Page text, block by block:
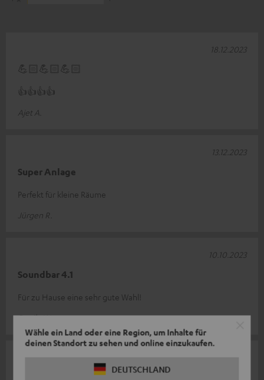
Wähle ein Land oder eine Region, um Inhalte für
deinen Standort zu sehen und online einzukaufen.
DEUTSCHLAND
💪🏻💪🏻💪🏻
👍👍👍👍
Ajet A.
18.12.2023
Super Anlage
Perfekt für kleine Räume
Jürgen R.
13.12.2023
Soundbar 4.1
Für zu Hause eine sehr gute Wahl!
Danilo W.
10.10.2023
Kabellos glücklich